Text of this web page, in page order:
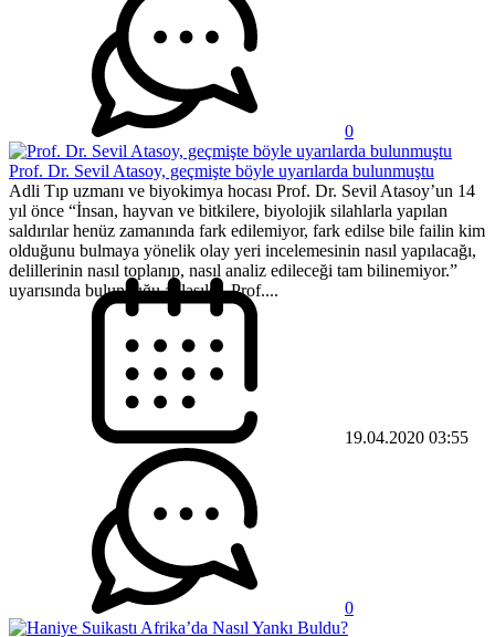
0
Prof. Dr. Sevil Atasoy, geçmişte böyle uyarılarda bulunmuştu
Adli Tıp uzmanı ve biyokimya hocası Prof. Dr. Sevil Atasoy’un 14
yıl önce “İnsan, hayvan ve bitkilere, biyolojik silahlarla yapılan
saldırılar henüz zamanında fark edilemiyor, fark edilse bile failin kim
olduğunu bulmaya yönelik olay yeri incelemesinin nasıl yapılacağı,
delillerinin nasıl toplanıp, nasıl analiz edileceği tam bilinemiyor.”
uyarısında bulunduğu anlaşıldı. Prof....
19.04.2020 03:55
0